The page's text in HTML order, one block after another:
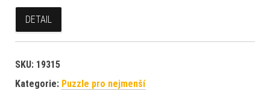
DETAIL
SKU: 19315
Kategorie: Puzzle pro nejmenší